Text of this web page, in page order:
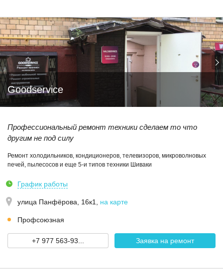
Goodservice
Профессиональный ремонт техники сделаем то что
другим не под силу
Ремонт холодильников, кондиционеров, телевизоров, микроволновых
печей, пылесосов и еще 5-и типов техники Шиваки
График работы
улица Панфёрова, 16к1 на карте
Профсоюзная
+7 977 563-93... Заявка на ремонт